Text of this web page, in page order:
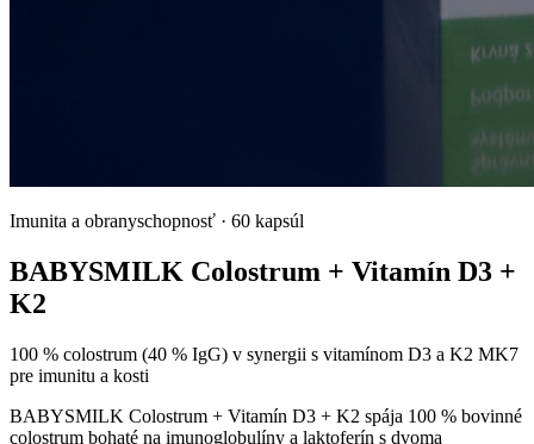
Imunita a obranyschopnosť · 60 kapsúl
BABYSMILK Colostrum + Vitamín D3 +
K2
100 % colostrum (40 % IgG) v synergii s vitamínom D3 a K2 MK7
pre imunitu a kosti
BABYSMILK Colostrum + Vitamín D3 + K2 spája 100 % bovinné
colostrum bohaté na imunoglobulíny a laktoferín s dvoma